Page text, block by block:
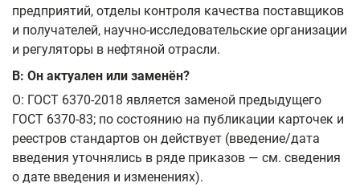
предприятий, отделы контроля качества поставщиков
и получателей, научно‑исследовательские организации
и регуляторы в нефтяной отрасли.
В: Он актуален или заменён?
О: ГОСТ 6370-2018 является заменой предыдущего
ГОСТ 6370-83; по состоянию на публикации карточек и
реестров стандартов он действует (введение/дата
введения уточнялись в рядe приказов — см. сведения
о дате введения и изменениях).